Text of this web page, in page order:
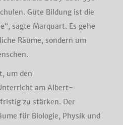
Gute Bildung ist die
sagte Marquart. Es gehe
Räume, sondern um
um den
am Albert-
zu stärken. Der
für Biologie, Physik und